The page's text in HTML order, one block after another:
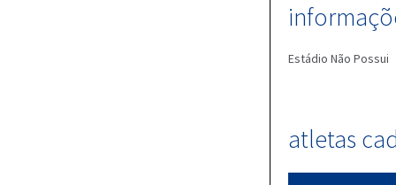
Estádio Não Possui
atletas